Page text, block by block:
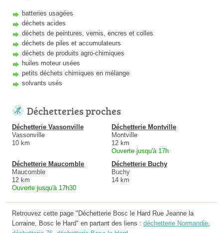
batteries usagées
déchets acides
déchets de peintures, vernis, encres et colles
déchets de piles et accumulateurs
déchets de produits agro-chimiques
huiles moteur usées
petits déchets chimiques en mélange
solvants usés
Déchetteries proches
Déchetterie Vassonville
Vassonville
10 km
Déchetterie Montville
Montville
12 km
Ouverte jusqu'à 17h
Déchetterie Maucomble
Maucomble
12 km
Ouverte jusqu'à 17h30
Déchetterie Buchy
Buchy
14 km
Retrouvez cette page "Déchetterie Bosc le Hard Rue Jeanne la
Lorraine, Bosc le Hard" en partant des liens : déchetterie Normandie,